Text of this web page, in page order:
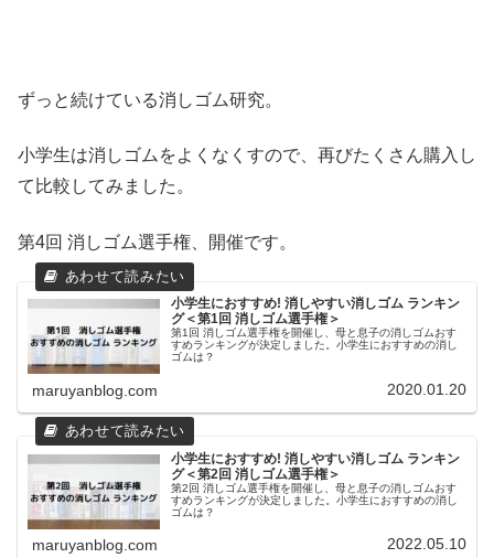
ずっと続けている消しゴム研究。
小学生は消しゴムをよくなくすので、再びたくさん購入し
て比較してみました。
第4回 消しゴム選手権、開催です。
小学生におすすめ! 消しやすい消しゴム ランキン
グ＜第1回 消しゴム選手権＞
第1回 消しゴム選手権を開催し、母と息子の消しゴムおす
すめランキングが決定しました。小学生におすすめの消し
ゴムは？
maruyanblog.com 2020.01.20
小学生におすすめ! 消しやすい消しゴム ランキン
グ＜第2回 消しゴム選手権＞
第2回 消しゴム選手権を開催し、母と息子の消しゴムおす
すめランキングが決定しました。小学生におすすめの消し
ゴムは？
maruyanblog.com 2022.05.10